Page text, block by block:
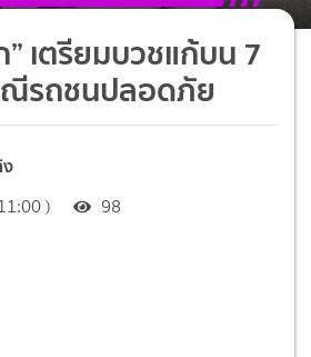
เตรียมบวชแก้บน 7
รถชนปลอดภัย
) 98